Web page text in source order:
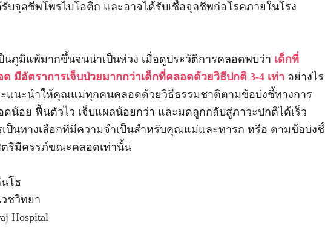
บจุลชีพโพรไบโอติก และอาจได้รับเชื้อจุลชีพก่อโรคภายในโรง
นภูมิแพ้มากขึ้นจนน่าเป็นห่วง เมื่อดูประวัติการคลอดพบว่า เด็กที่
มีอัตราการเจ็บป่วยมากกว่าเด็กที่คลอดด้วยวิธีปกติ 3-4 เท่า อย่างไร
แนะนำให้คุณแม่ทุกคนคลอดด้วยวิธีธรรมชาติตามข้อบ่งชี้ทางการ
ดน้อย ฟื้นตัวไว เจ็บแผลน้อยกว่า และมดลูกกลับสู่ภาวะปกติได้เร็ว
ป็นทางเลือกที่มีความจำเป็นสำหรับคุณแม่และทารก หรือ ตามข้อบ่งชี้
รีมีครรภ์ขณะคลอดเท่านั้น
โธ
ชวิทยา
Hospital